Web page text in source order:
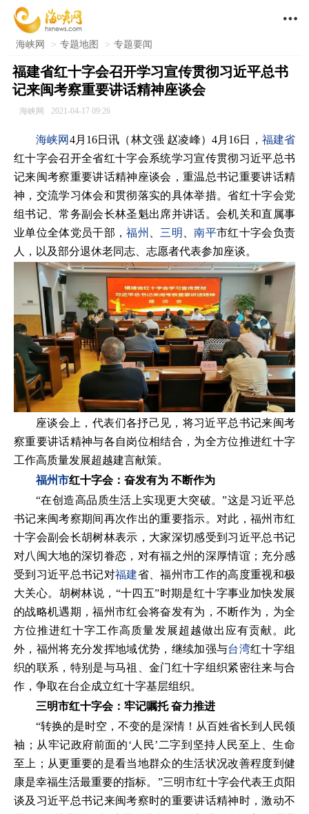

海峡网 > 专题地图 > 专题要闻
福建省红十字会召开学习宣传贯彻习近平总书
记来闽考察重要讲话精神座谈会
海峡网 2021-04-17 09:26
海峡网 4月16日讯（林文强 赵凌峰）4月16日， 福建省
红十字会召开全省红十字会系统学习宣传贯彻习近平总书
记来闽考察重要讲话精神座谈会，重温总书记重要讲话精
神，交流学习体会和贯彻落实的具体举措。省红十字会党
组书记、常务副会长林圣魁出席并讲话。会机关和直属事
业单位全体党员干部，福州 三明 、南平市红十字会负责
人，以及部分退休老同志、志愿者代表参加座谈。
座谈会上，代表们各抒己见，将习近平总书记来闽考
察重要讲话精神与各自岗位相结合，为全方位推进红十字
工作高质量发展超越建言献策。
福州市红十字会：奋发有为 不断作为
“在创造高品质生活上实现更大突破。”这是习近平总
书记来闽考察期间再次作出的重要指示。对此，福州市红
十字会副会长胡树林表示，大家深切感受到习近平总书记
对八闽大地的深切眷恋，对有福之州的深厚情谊；充分感
受到习近平总书记对福建省、福州市工作的高度重视和极
大关心。胡树林说，“十四五”时期是红十字事业加快发展
的战略机遇期，福州市红会将奋发有为，不断作为，为全
方位推进红十字工作高质量发展超越做出应有贡献。此
外，福州将充分发挥地域优势，继续加强与台湾红十字组
织的联系，特别是与马祖、金门红十字组织紧密往来与合
作，争取在台企成立红十字基层组织。
三明市红十字会：牢记嘱托 奋力推进
“转换的是时空，不变的是深情！从百姓省长到人民领
袖；从牢记政府前面的‘人民’二字到坚持人民至上、生命
至上；从更重要的是看当地群众的生活状况改善程度到健
康是幸福生活最重要的指标。”三明市红十字会代表王贞阳
谈及习近平总书记来闽考察时的重要讲话精神时，激动不